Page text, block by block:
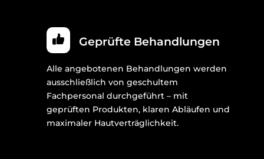
Geprüfte Behandlungen
Alle angebotenen Behandlungen werden
ausschließlich von geschultem
Fachpersonal durchgeführt – mit
geprüften Produkten, klaren Abläufen und
maximaler Hautverträglichkeit.